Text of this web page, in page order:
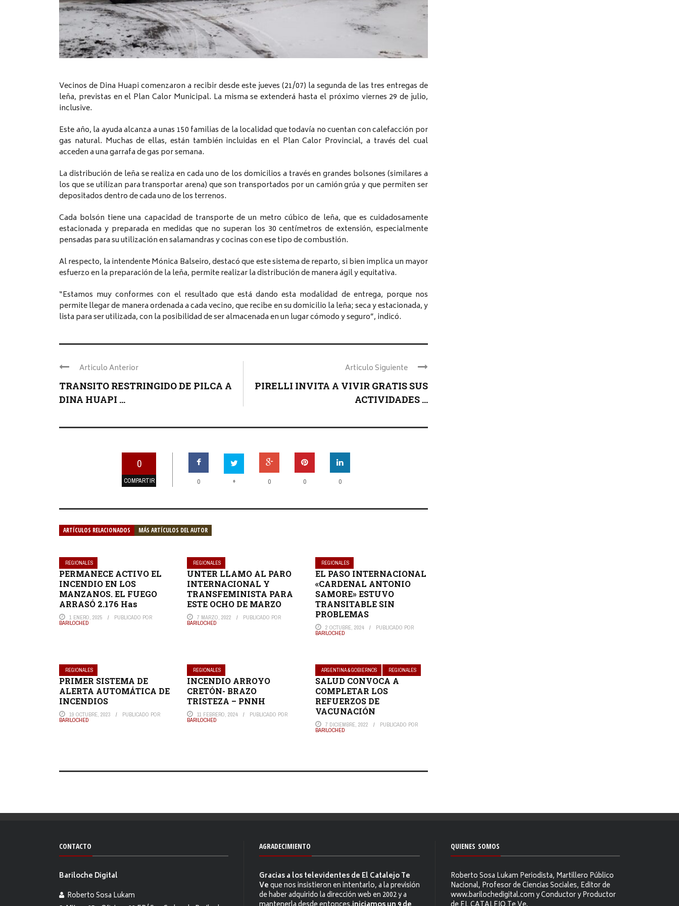
Vecinos de Dina Huapi comenzaron a recibir desde este jueves (21/07) la segunda de las tres entregas de
leña, previstas en el Plan Calor Municipal. La misma se extenderá hasta el próximo viernes 29 de julio,
inclusive.
Este año, la ayuda alcanza a unas 150 familias de la localidad que todavía no cuentan con calefacción por
gas natural. Muchas de ellas, están también incluidas en el Plan Calor Provincial, a través del cual
acceden a una garrafa de gas por semana.
La distribución de leña se realiza en cada uno de los domicilios a través en grandes bolsones (similares a
los que se utilizan para transportar arena) que son transportados por un camión grúa y que permiten ser
depositados dentro de cada uno de los terrenos.
Cada bolsón tiene una capacidad de transporte de un metro cúbico de leña, que es cuidadosamente
estacionada y preparada en medidas que no superan los 30 centímetros de extensión, especialmente
pensadas para su utilización en salamandras y cocinas con ese tipo de combustión.
Al respecto, la intendente Mónica Balseiro, destacó que este sistema de reparto, si bien implica un mayor
esfuerzo en la preparación de la leña, permite realizar la distribución de manera ágil y equitativa.
“Estamos muy conformes con el resultado que está dando esta modalidad de entrega, porque nos
permite llegar de manera ordenada a cada vecino, que recibe en su domicilio la leña; seca y estacionada, y
lista para ser utilizada, con la posibilidad de ser almacenada en un lugar cómodo y seguro”, indicó.
Articulo Anterior
TRANSITO RESTRINGIDO DE PILCA A
DINA HUAPI ...
Articulo Siguiente
PIRELLI INVITA A VIVIR GRATIS SUS
ACTIVIDADES ...
0
COMPARTIR 0 + 0 0 0
ARTÍCULOS RELACIONADOS MÁS ARTÍCULOS DEL AUTOR
REGIONALES
PERMANECE ACTIVO EL
INCENDIO EN LOS
MANZANOS. EL FUEGO
ARRASÓ 2.176 Has
1 ENERO, 2025 PUBLICADO POR
BARILOCHED
REGIONALES
UNTER LLAMO AL PARO
INTERNACIONAL Y
TRANSFEMINISTA PARA
ESTE OCHO DE MARZO
7 MARZO, 2022 PUBLICADO POR
BARILOCHED
REGIONALES
EL PASO INTERNACIONAL
«CARDENAL ANTONIO
SAMORE» ESTUVO
TRANSITABLE SIN
PROBLEMAS
2 OCTUBRE, 2024 PUBLICADO POR
BARILOCHED
REGIONALES
PRIMER SISTEMA DE
ALERTA AUTOMÁTICA DE
INCENDIOS
19 OCTUBRE, 2023 PUBLICADO POR
BARILOCHED
REGIONALES
INCENDIO ARROYO
CRETÓN- BRAZO
TRISTEZA – PNNH
11 FEBRERO, 2024 PUBLICADO POR
BARILOCHED
ARGENTINA & GOBIERNOS REGIONALES
SALUD CONVOCA A
COMPLETAR LOS
REFUERZOS DE
VACUNACIÓN
7 DICIEMBRE, 2022 PUBLICADO POR
BARILOCHED
CONTACTO
Bariloche Digital
Roberto Sosa Lukam
AGRADECIMIENTO
Gracias a los televidentes de El Catalejo Te
Veque nos insistieron en intentarlo, a la previsión
de haber adquirido la dirección web en 2002 y a
QUIENES SOMOS
Roberto Sosa Lukam Periodista, Martillero Público
Nacional, Profesor de Ciencias Sociales, Editor de
www.barilochedigital.com y Conductor y Productor